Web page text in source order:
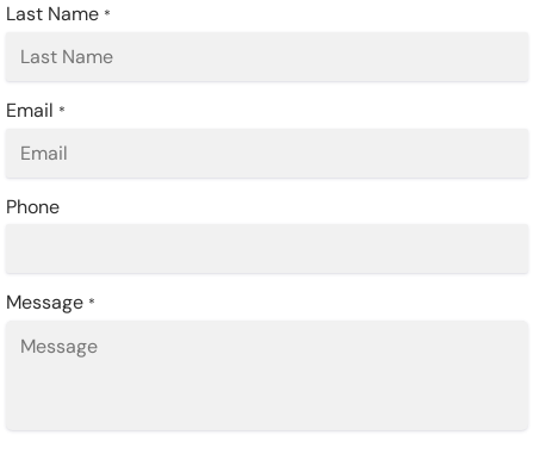
Last Name *
Email *
Phone
Message *